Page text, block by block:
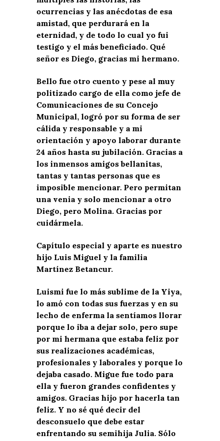
ocurrencias y las anécdotas de esa
amistad, que perdurará en la
eternidad, y de todo lo cual yo fui
testigo y el más beneficiado. Qué
señor es Diego, gracias mi hermano.
Bello fue otro cuento y pese al muy
politizado cargo de ella como jefe de
Comunicaciones de su Concejo
Municipal, logró por su forma de ser
cálida y responsable y a mi
orientación y apoyo laborar durante
24 años hasta su jubilación. Gracias a
los inmensos amigos bellanitas,
tantas y tantas personas que es
imposible mencionar. Pero permitan
una venia y solo mencionar a otro
Diego, pero Molina. Gracias por
cuidármela.
Capítulo especial y aparte es nuestro
hijo Luis Miguel y la familia
Martínez Betancur.
Luismi fue lo más sublime de la Yiya,
lo amó con todas sus fuerzas y en su
lecho de enferma la sentíamos llorar
porque lo iba a dejar solo, pero supe
por mi hermana que estaba feliz por
sus realizaciones académicas,
profesionales y laborales y porque lo
dejaba casado. Migue fue todo para
ella y fueron grandes confidentes y
amigos. Gracias hijo por hacerla tan
feliz. Y no sé qué decir del
desconsuelo que debe estar
enfrentando su semihija Julia. Sólo